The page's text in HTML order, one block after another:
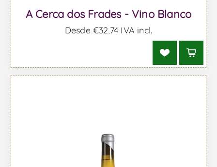
A Cerca dos Frades - Vino Blanco
Desde €32,74 IVA incl.